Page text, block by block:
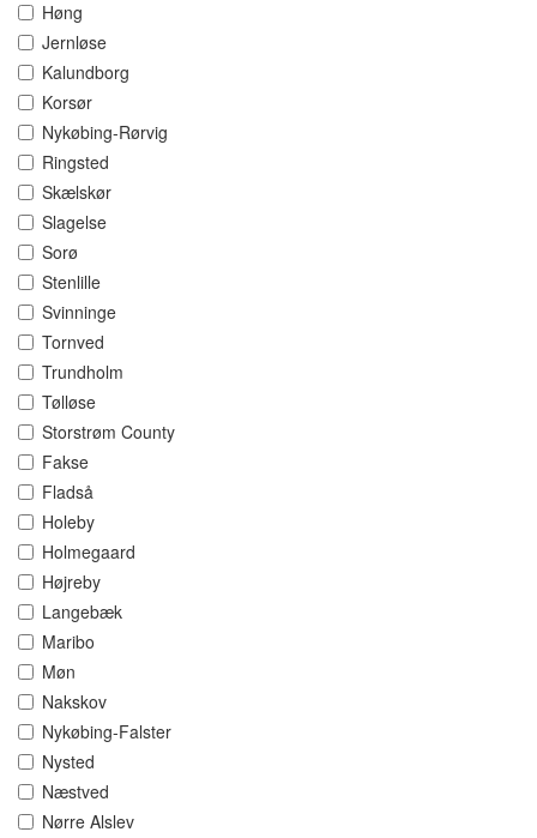
Høng
Jernløse
Kalundborg
Korsør
Nykøbing-Rørvig
Ringsted
Skælskør
Slagelse
Sorø
Stenlille
Svinninge
Tornved
Trundholm
Tølløse
Storstrøm County
Fakse
Fladså
Holeby
Holmegaard
Højreby
Langebæk
Maribo
Møn
Nakskov
Nykøbing-Falster
Nysted
Næstved
Nørre Alslev